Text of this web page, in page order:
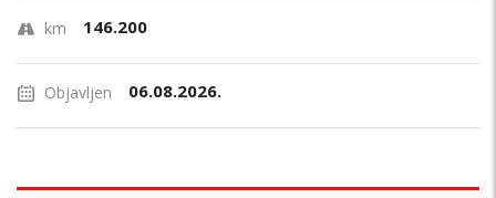
km 146.200
Objavljen 06.08.2026.